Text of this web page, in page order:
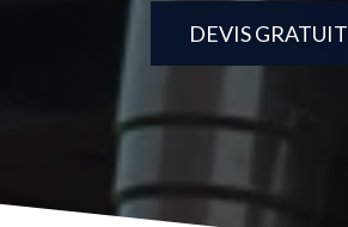
DEVIS GRATUIT